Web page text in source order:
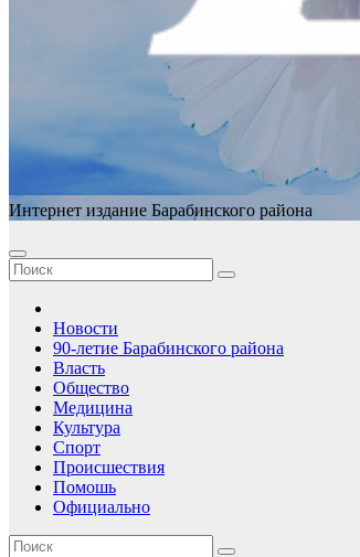
Интернет издание Барабинского района
Новости
90-летие Барабинского района
Власть
Общество
Медицина
Культура
Спорт
Происшествия
Помошь
Официально